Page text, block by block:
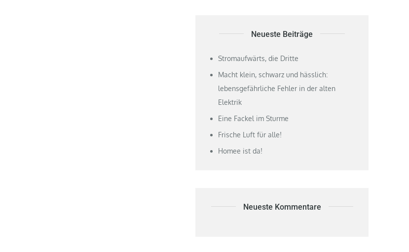
Neueste Beiträge
Stromaufwärts, die Dritte
Macht klein, schwarz und hässlich:
lebensgefährliche Fehler in der alten
Elektrik
Eine Fackel im Sturme
Frische Luft für alle!
Homee ist da!
Neueste Kommentare